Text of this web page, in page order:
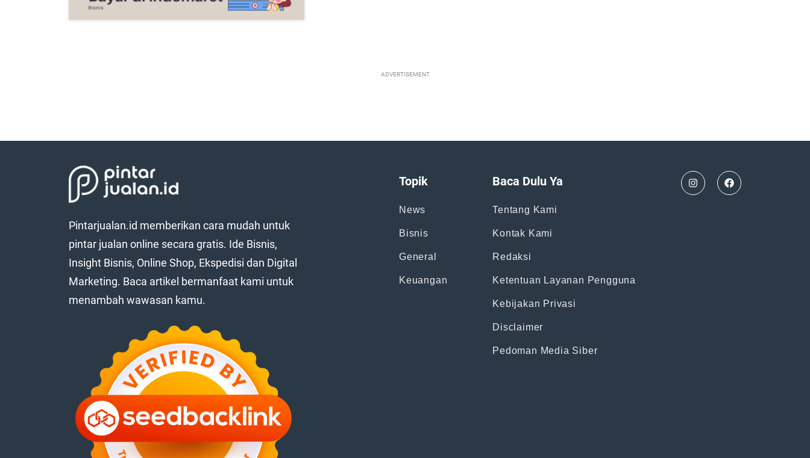
ADVERTISEMENT
Pintarjualan.id memberikan cara mudah untuk
pintar jualan online secara gratis. Ide Bisnis,
Insight Bisnis, Online Shop, Ekspedisi dan Digital
Marketing. Baca artikel bermanfaat kami untuk
menambah wawasan kamu.
Topik
News
Bisnis
General
Keuangan
Baca Dulu Ya
Tentang Kami
Kontak Kami
Redaksi
Ketentuan Layanan Pengguna
Kebijakan Privasi
Disclaimer
Pedoman Media Siber